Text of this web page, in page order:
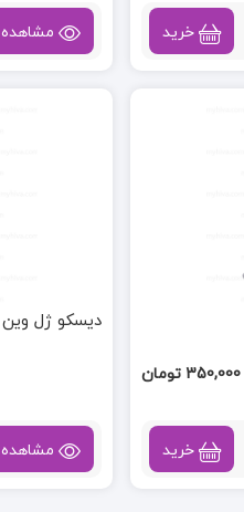
خرید مشاهده
350,000 تومان
خرید
دیسکو ژل وین 228
مشاهده